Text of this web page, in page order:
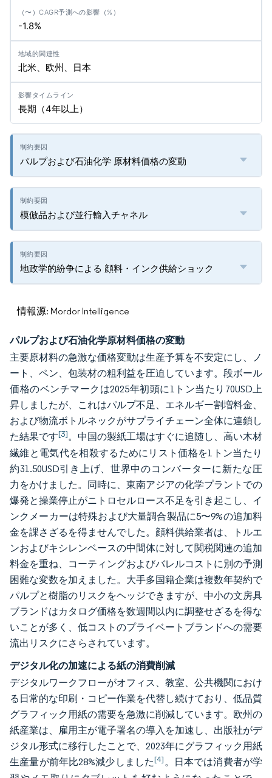
-1.8%
北米、欧州、日本
長期（4年以上）
パルプおよび石油化学 原材料価格の変動
模倣品および並行輸入チャネル
地政学的紛争による 顔料・インク供給ショック
情報源: Mordor Intelligence
パルプおよび石油化学原材料価格の変動
主要原材料の急激な価格変動は生産予算を不安定にし、ノ
ート、ペン、包装材の粗利益を圧迫しています。段ボール
価格のベンチマークは2025年初頭に1トン当たり70USD上
昇しましたが、これはパルプ不足、エネルギー割増料金、
および物流ボトルネックがサプライチェーン全体に連鎖し
た結果です[3]。中国の製紙工場はすぐに追随し、高い木材
繊維と電気代を相殺するためにリスト価格を1トン当たり
約31.50USD引き上げ、世界中のコンバーターに新たな圧
力をかけました。同時に、東南アジアの化学プラントでの
爆発と操業停止がニトロセルロース不足を引き起こし、イ
ンクメーカーは特殊および大量調合製品に5〜9%の追加料
金を課さざるを得ませんでした。顔料供給業者は、トルエ
ンおよびキシレンベースの中間体に対して関税関連の追加
料金を重ね、コーティングおよびバレルコストに別の予測
困難な変数を加えました。大手多国籍企業は複数年契約で
パルプと樹脂のリスクをヘッジできますが、中小の文房具
ブランドはカタログ価格を数週間以内に調整せざるを得な
いことが多く、低コストのプライベートブランドへの需要
流出リスクにさらされています。
デジタル化の加速による紙の消費削減
デジタルワークフローがオフィス、教室、公共機関におけ
る日常的な印刷・コピー作業を代替し続けており、低品質
グラフィック用紙の需要を急激に削減しています。欧州の
紙産業は、雇用主が電子署名の導入を加速し、出版社がデ
ジタル形式に移行したことで、2023年にグラフィック用紙
生産量が前年比28%減少しました[4]。日本では消費者が学